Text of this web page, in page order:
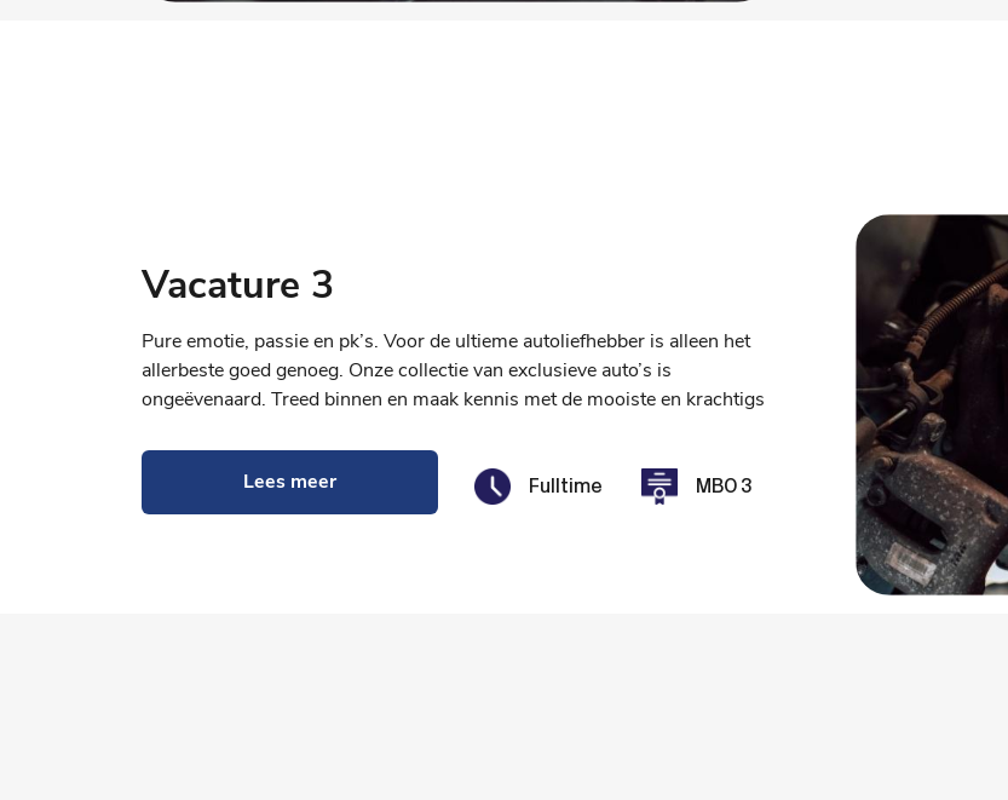
Vacature 3
Pure emotie, passie en pk’s. Voor de ultieme autoliefhebber is alleen het
allerbeste goed genoeg. Onze collectie van exclusieve auto’s is
ongeëvenaard. Treed binnen en maak kennis met de mooiste en krachtigs
Lees meer Fulltime MBO 3